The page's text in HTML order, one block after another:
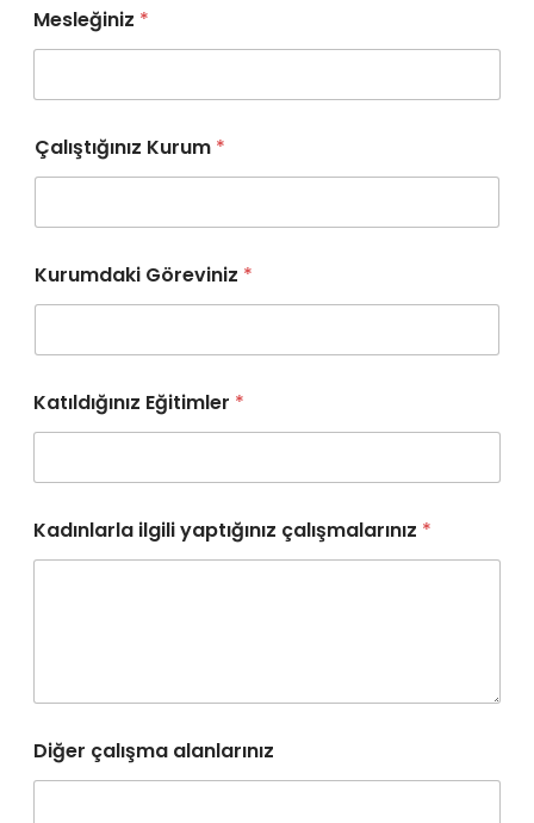
Mesleğiniz *
Çalıştığınız Kurum *
Kurumdaki Göreviniz *
Katıldığınız Eğitimler *
Kadınlarla ilgili yaptığınız çalışmalarınız *
Diğer çalışma alanlarınız